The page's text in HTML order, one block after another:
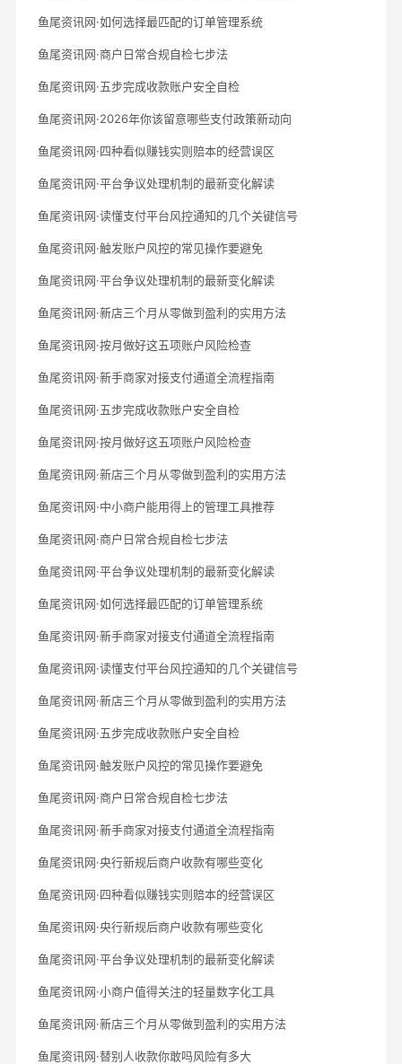
鱼尾资讯网·如何选择最匹配的订单管理系统
鱼尾资讯网·商户日常合规自检七步法
鱼尾资讯网·五步完成收款账户安全自检
鱼尾资讯网·2026年你该留意哪些支付政策新动向
鱼尾资讯网·四种看似赚钱实则赔本的经营误区
鱼尾资讯网·平台争议处理机制的最新变化解读
鱼尾资讯网·读懂支付平台风控通知的几个关键信号
鱼尾资讯网·触发账户风控的常见操作要避免
鱼尾资讯网·平台争议处理机制的最新变化解读
鱼尾资讯网·新店三个月从零做到盈利的实用方法
鱼尾资讯网·按月做好这五项账户风险检查
鱼尾资讯网·新手商家对接支付通道全流程指南
鱼尾资讯网·五步完成收款账户安全自检
鱼尾资讯网·按月做好这五项账户风险检查
鱼尾资讯网·新店三个月从零做到盈利的实用方法
鱼尾资讯网·中小商户能用得上的管理工具推荐
鱼尾资讯网·商户日常合规自检七步法
鱼尾资讯网·平台争议处理机制的最新变化解读
鱼尾资讯网·如何选择最匹配的订单管理系统
鱼尾资讯网·新手商家对接支付通道全流程指南
鱼尾资讯网·读懂支付平台风控通知的几个关键信号
鱼尾资讯网·新店三个月从零做到盈利的实用方法
鱼尾资讯网·五步完成收款账户安全自检
鱼尾资讯网·触发账户风控的常见操作要避免
鱼尾资讯网·商户日常合规自检七步法
鱼尾资讯网·新手商家对接支付通道全流程指南
鱼尾资讯网·央行新规后商户收款有哪些变化
鱼尾资讯网·四种看似赚钱实则赔本的经营误区
鱼尾资讯网·央行新规后商户收款有哪些变化
鱼尾资讯网·平台争议处理机制的最新变化解读
鱼尾资讯网·小商户值得关注的轻量数字化工具
鱼尾资讯网·新店三个月从零做到盈利的实用方法
鱼尾资讯网·替别人收款你敢吗风险有多大